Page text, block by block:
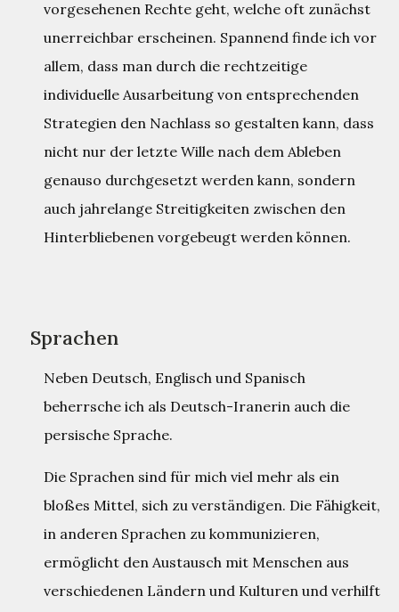
vorgesehenen Rechte geht, welche oft zunächst
unerreichbar erscheinen. Spannend finde ich vor
allem, dass man durch die rechtzeitige
individuelle Ausarbeitung von entsprechenden
Strategien den Nachlass so gestalten kann, dass
nicht nur der letzte Wille nach dem Ableben
genauso durchgesetzt werden kann, sondern
auch jahrelange Streitigkeiten zwischen den
Hinterbliebenen vorgebeugt werden können.
Sprachen
Neben Deutsch, Englisch und Spanisch
beherrsche ich als Deutsch-Iranerin auch die
persische Sprache.
Die Sprachen sind für mich viel mehr als ein
bloßes Mittel, sich zu verständigen. Die Fähigkeit,
in anderen Sprachen zu kommunizieren,
ermöglicht den Austausch mit Menschen aus
verschiedenen Ländern und Kulturen und verhilft